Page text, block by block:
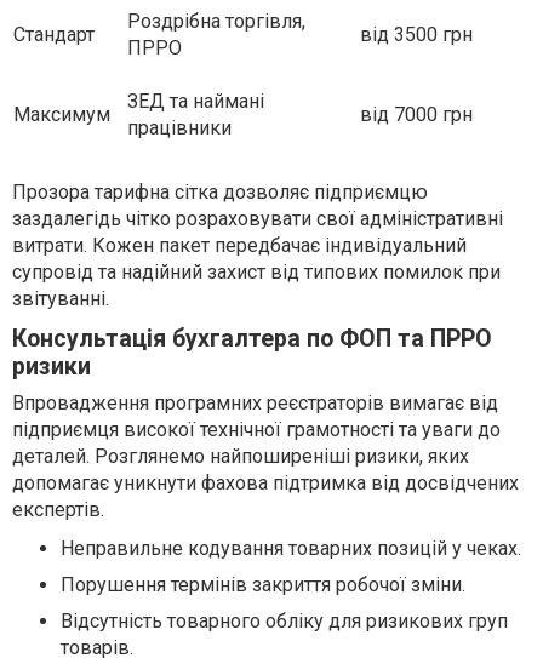
Стандарт
Роздрібна торгівля,
ПРРО
від 3500 грн
Максимум
ЗЕД та наймані
працівники
від 7000 грн
Прозора тарифна сітка дозволяє підприємцю
заздалегідь чітко розраховувати свої адміністративні
витрати. Кожен пакет передбачає індивідуальний
супровід та надійний захист від типових помилок при
звітуванні.
Консультація бухгалтера по ФОП та ПРРО
ризики
Впровадження програмних реєстраторів вимагає від
підприємця високої технічної грамотності та уваги до
деталей. Розглянемо найпоширеніші ризики, яких
допомагає уникнути фахова підтримка від досвідчених
експертів.
Неправильне кодування товарних позицій у чеках.
Порушення термінів закриття робочої зміни.
Відсутність товарного обліку для ризикових груп
товарів.